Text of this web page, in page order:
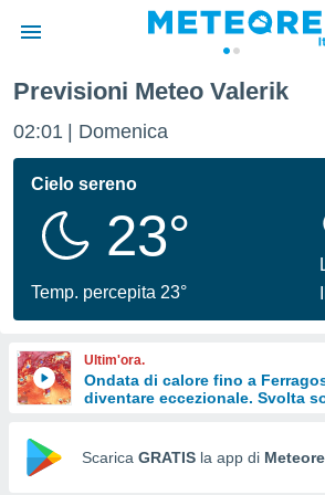
di
per
le
di
Web
Previsioni Meteo Valerik
02:01 Domenica
Cielo sereno
23°
Temp. percepita 23°
Ultim'ora.
Ondata di calore fino a
diventare eccezionale. Svolta
Scarica GRATIS la app di